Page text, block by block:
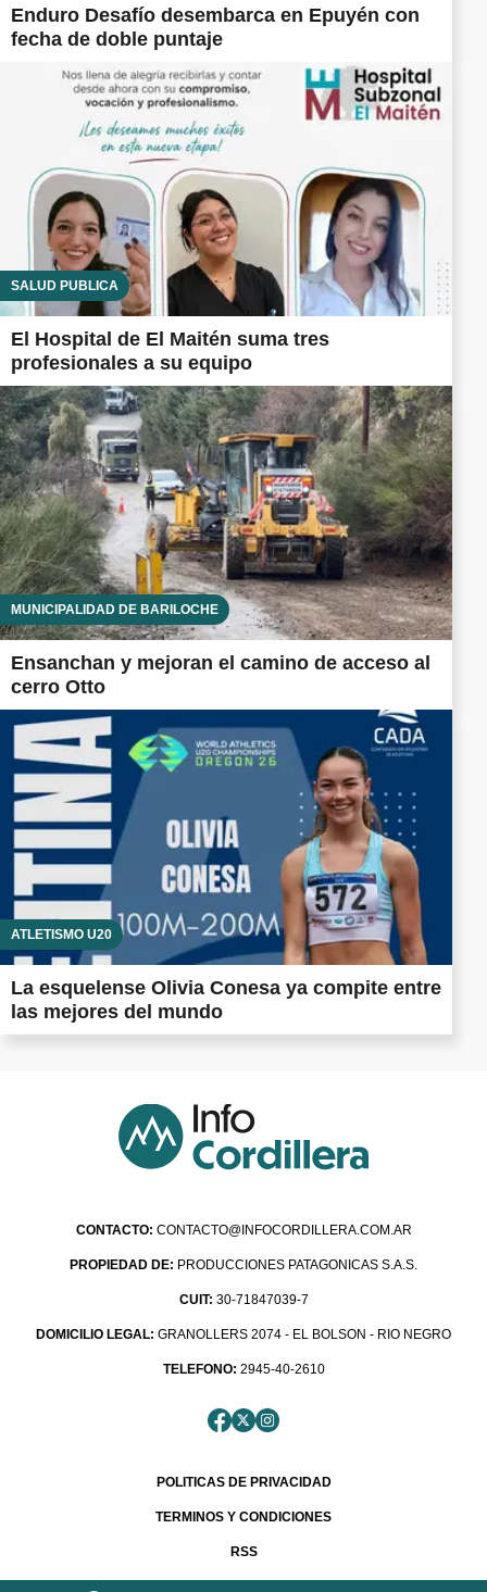
Enduro Desafío desembarca en Epuyén con
fecha de doble puntaje
SALUD PÚBLICA
El Hospital de El Maitén suma tres
profesionales a su equipo
MUNICIPALIDAD DE BARILOCHE
Ensanchan y mejoran el camino de acceso al
cerro Otto
ATLETISMO U20
La esquelense Olivia Conesa ya compite entre
las mejores del mundo
CONTACTO: CONTACTO@INFOCORDILLERA.COM.AR
PROPIEDAD DE: PRODUCCIONES PATAGONICAS S.A.S.
CUIT: 30-71847039-7
DOMICILIO LEGAL: GRANOLLERS 2074 - EL BOLSON - RIO NEGRO
TELEFONO: 2945-40-2610
POLITICAS DE PRIVACIDAD
TERMINOS Y CONDICIONES
RSS